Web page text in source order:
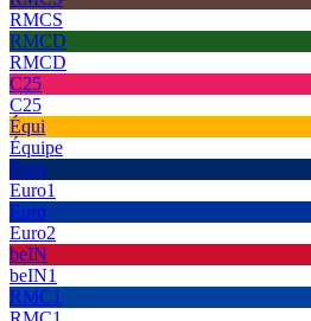
RMCS
RMCD
RMCD
C25
C25
Équi
Équipe
Euro
Euro1
Euro
Euro2
beIN
beIN1
RMC1